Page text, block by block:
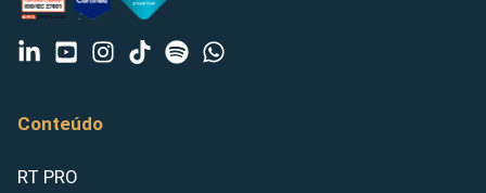
Conteúdo
RT PRO